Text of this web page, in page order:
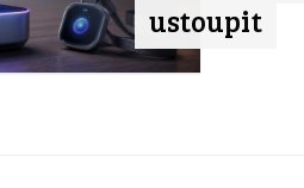
ustoupit